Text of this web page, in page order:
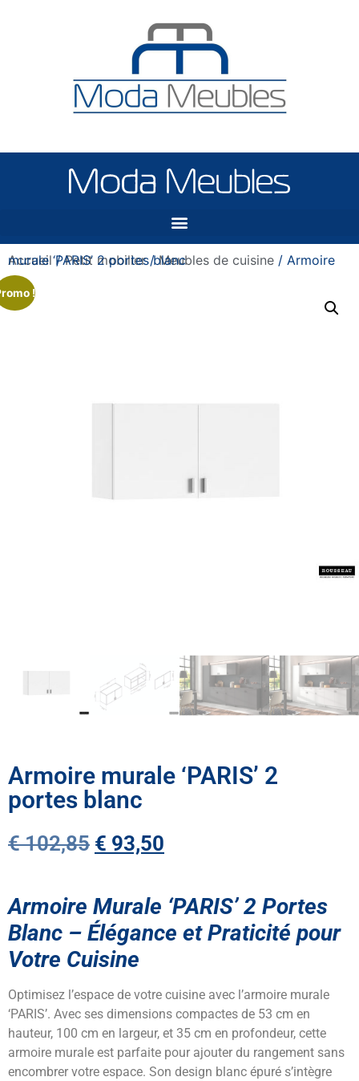
Accueil/Petit mobilier/Meubles de cuisine
/ Armoire murale ‘PARIS’ 2 portes blanc
!
Armoire murale ‘PARIS’ 2
portes blanc
€102,85 € 93,50
Armoire Murale ‘PARIS’ 2 Portes
Blanc – Élégance et Praticité pour
Votre Cuisine
Optimisez l’espace de votre cuisine avec l’armoire murale
‘PARIS’. Avec ses dimensions compactes de 53 cm en
hauteur, 100 cm en largeur, et 35 cm en profondeur, cette
armoire murale est parfaite pour ajouter du rangement sans
encombrer votre espace. Son design blanc épuré s’intègre